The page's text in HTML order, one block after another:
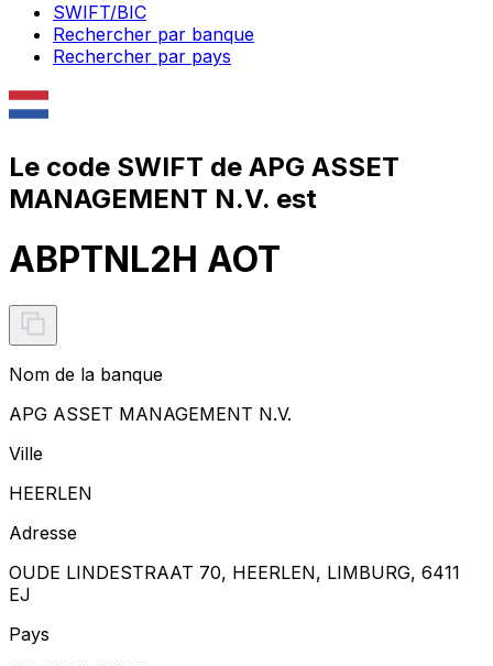
SWIFT/BIC
Rechercher par banque
Rechercher par pays
Le code SWIFT de APG ASSET
MANAGEMENT N.V. est
ABPTNL2H AOT
Nom de la banque
APG ASSET MANAGEMENT N.V.
Ville
HEERLEN
Adresse
OUDE LINDESTRAAT 70, HEERLEN, LIMBURG, 6411
EJ
Pays